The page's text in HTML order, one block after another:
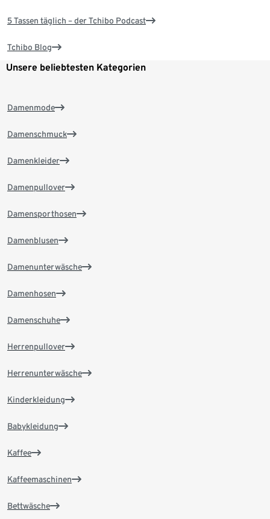
5 Tassen täglich – der Tchibo Podcast
Tchibo Blog
Unsere beliebtesten Kategorien
Damenmode
Damenschmuck
Damenkleider
Damenpullover
Damensporthosen
Damenblusen
Damenunterwäsche
Damenhosen
Damenschuhe
Herrenpullover
Herrenunterwäsche
Kinderkleidung
Babykleidung
Kaffee
Kaffeemaschinen
Bettwäsche